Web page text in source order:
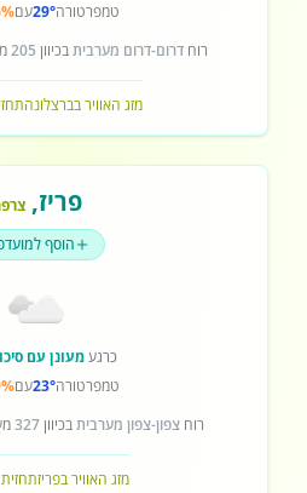
טמפרטורה29°עם
רוח דרום-דרום מערביתבכיוון 205
מזג האוויר בברצלונה
פריז,
הוסף
כרגעמעונן עם
טמפרטורה23°עם
רוח צפון-צפון מערביתבכיוון327
מזג האוויר בפריז